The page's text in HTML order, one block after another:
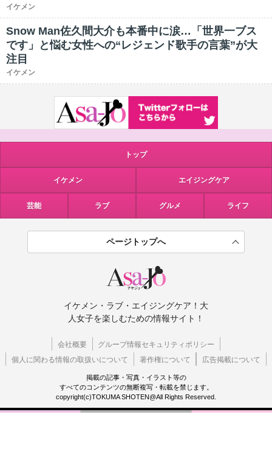
イケメン
Snow Man佐久間大介も本番中に涙…「世界一ブス
です」と悩む女性への“レジェンド歌手の言葉”が大
注目
イケメン
トップ
イケメン エイジングケア
芸能 ラブ グルメ ライフ
ページトップへ
イケメン・ラブ・エイジングケア！大
人女子を楽しむための情報サイト！
会社概要
グループ情報セキュリティポリシー
個人に関わる情報の取扱いについて
著作権について 広告掲載について
掲載の記事・写真・イラスト等の
すべてのコンテンツの無断複写・転載を禁じます。
copyright(c)TOKUMA SHOTEN@All Rights Reserved.